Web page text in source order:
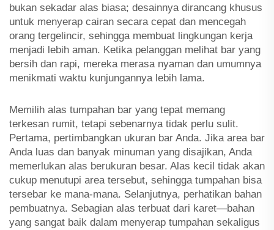
bukan sekadar alas biasa; desainnya dirancang khusus
untuk menyerap cairan secara cepat dan mencegah
orang tergelincir, sehingga membuat lingkungan kerja
menjadi lebih aman. Ketika pelanggan melihat bar yang
bersih dan rapi, mereka merasa nyaman dan umumnya
menikmati waktu kunjungannya lebih lama.
Memilih alas tumpahan bar yang tepat memang
terkesan rumit, tetapi sebenarnya tidak perlu sulit.
Pertama, pertimbangkan ukuran bar Anda. Jika area bar
Anda luas dan banyak minuman yang disajikan, Anda
memerlukan alas berukuran besar. Alas kecil tidak akan
cukup menutupi area tersebut, sehingga tumpahan bisa
tersebar ke mana-mana. Selanjutnya, perhatikan bahan
pembuatnya. Sebagian alas terbuat dari karet—bahan
yang sangat baik dalam menyerap tumpahan sekaligus